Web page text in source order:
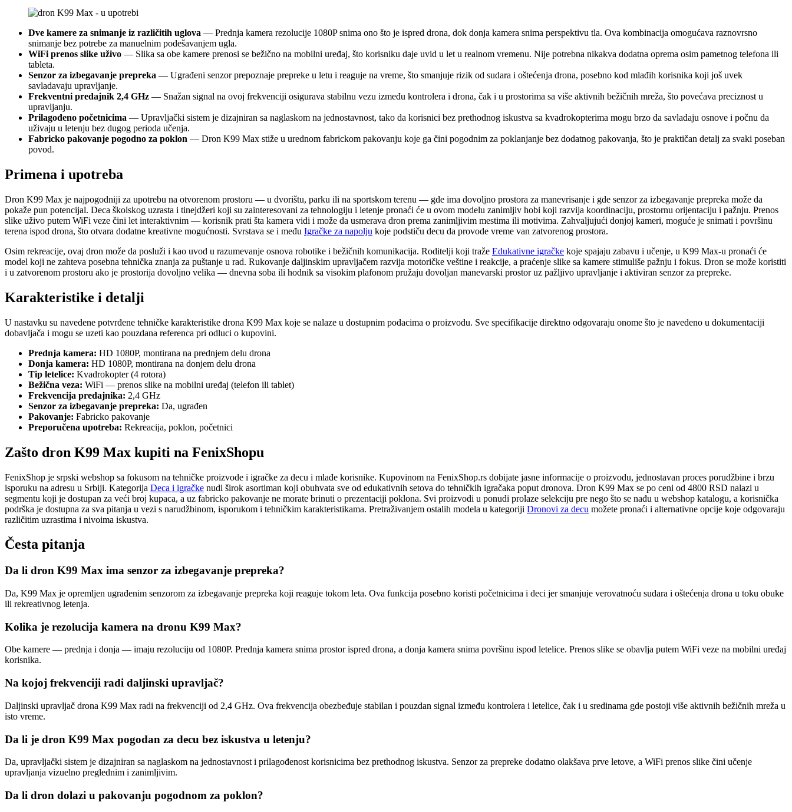
Dve kamere za snimanje iz različitih uglova — Prednja kamera rezolucije 1080P snima ono što je ispred drona, dok donja kamera snima perspektivu tla. Ova kombinacija omogućava raznovrsno
snimanje bez potrebe za manuelnim podešavanjem ugla.
WiFi prenos slike uživo — Slika sa obe kamere prenosi se bežično na mobilni uređaj, što korisniku daje uvid u let u realnom vremenu. Nije potrebna nikakva dodatna oprema osim pametnog telefona ili
tableta.
Senzor za izbegavanje prepreka — Ugrađeni senzor prepoznaje prepreke u letu i reaguje na vreme, što smanjuje rizik od sudara i oštećenja drona, posebno kod mlađih korisnika koji još uvek
savladavaju upravljanje.
Frekventni predajnik 2,4 GHz — Snažan signal na ovoj frekvenciji osigurava stabilnu vezu između kontrolera i drona, čak i u prostorima sa više aktivnih bežičnih mreža, što povećava preciznost u
upravljanju.
Prilagođeno početnicima — Upravljački sistem je dizajniran sa naglaskom na jednostavnost, tako da korisnici bez prethodnog iskustva sa kvadrokopterima mogu brzo da savladaju osnove i počnu da
uživaju u letenju bez dugog perioda učenja.
Fabricko pakovanje pogodno za poklon — Dron K99 Max stiže u urednom fabrickom pakovanju koje ga čini pogodnim za poklanjanje bez dodatnog pakovanja, što je praktičan detalj za svaki poseban
povod.
Primena i upotreba
Dron K99 Max je najpogodniji za upotrebu na otvorenom prostoru — u dvorištu, parku ili na sportskom terenu — gde ima dovoljno prostora za manevrisanje i gde senzor za izbegavanje prepreka može da
pokaže pun potencijal. Deca školskog uzrasta i tinejdžeri koji su zainteresovani za tehnologiju i letenje pronaći će u ovom modelu zanimljiv hobi koji razvija koordinaciju, prostornu orijentaciju i pažnju. Prenos
slike uživo putem WiFi veze čini let interaktivnim — korisnik prati šta kamera vidi i može da usmerava dron prema zanimljivim mestima ili motivima. Zahvaljujući donjoj kameri, moguće je snimati i površinu
terena ispod drona, što otvara dodatne kreativne mogućnosti. Svrstava se i među Igračke za napolju koje podstiču decu da provode vreme van zatvorenog prostora.
Osim rekreacije, ovaj dron može da posluži i kao uvod u razumevanje osnova robotike i bežičnih komunikacija. Roditelji koji traže Edukativne igračke koje spajaju zabavu i učenje, u K99 Max-u pronaći će
model koji ne zahteva posebna tehnička znanja za puštanje u rad. Rukovanje daljinskim upravljačem razvija motoričke veštine i reakcije, a praćenje slike sa kamere stimuliše pažnju i fokus. Dron se može koristiti
i u zatvorenom prostoru ako je prostorija dovoljno velika — dnevna soba ili hodnik sa visokim plafonom pružaju dovoljan manevarski prostor uz pažljivo upravljanje i aktiviran senzor za prepreke.
Karakteristike i detalji
U nastavku su navedene potvrđene tehničke karakteristike drona K99 Max koje se nalaze u dostupnim podacima o proizvodu. Sve specifikacije direktno odgovaraju onome što je navedeno u dokumentaciji
dobavljača i mogu se uzeti kao pouzdana referenca pri odluci o kupovini.
Prednja kamera: HD 1080P, montirana na prednjem delu drona
Donja kamera: HD 1080P, montirana na donjem delu drona
Tip letelice: Kvadrokopter (4 rotora)
Bežična veza: WiFi — prenos slike na mobilni uređaj (telefon ili tablet)
Frekvencija predajnika: 2,4 GHz
Senzor za izbegavanje prepreka: Da, ugrađen
Pakovanje: Fabricko pakovanje
Preporučena upotreba: Rekreacija, poklon, početnici
Zašto dron K99 Max kupiti na FenixShopu
FenixShop je srpski webshop sa fokusom na tehničke proizvode i igračke za decu i mlađe korisnike. Kupovinom na FenixShop.rs dobijate jasne informacije o proizvodu, jednostavan proces porudžbine i brzu
isporuku na adresu u Srbiji. Kategorija Deca i igračke nudi širok asortiman koji obuhvata sve od edukativnih setova do tehničkih igračaka poput dronova. Dron K99 Max se po ceni od 4800 RSD nalazi u
segmentu koji je dostupan za veći broj kupaca, a uz fabricko pakovanje ne morate brinuti o prezentaciji poklona. Svi proizvodi u ponudi prolaze selekciju pre nego što se nađu u webshop katalogu, a korisnička
podrška je dostupna za sva pitanja u vezi s narudžbinom, isporukom i tehničkim karakteristikama. Pretraživanjem ostalih modela u kategoriji Dronovi za decu možete pronaći i alternativne opcije koje odgovaraju
različitim uzrastima i nivoima iskustva.
Česta pitanja
Da li dron K99 Max ima senzor za izbegavanje prepreka?
Da, K99 Max je opremljen ugrađenim senzorom za izbegavanje prepreka koji reaguje tokom leta. Ova funkcija posebno koristi početnicima i deci jer smanjuje verovatnoću sudara i oštećenja drona u toku obuke
ili rekreativnog letenja.
Kolika je rezolucija kamera na dronu K99 Max?
Obe kamere — prednja i donja — imaju rezoluciju od 1080P. Prednja kamera snima prostor ispred drona, a donja kamera snima površinu ispod letelice. Prenos slike se obavlja putem WiFi veze na mobilni uređaj
korisnika.
Na kojoj frekvenciji radi daljinski upravljač?
Daljinski upravljač drona K99 Max radi na frekvenciji od 2,4 GHz. Ova frekvencija obezbeđuje stabilan i pouzdan signal između kontrolera i letelice, čak i u sredinama gde postoji više aktivnih bežičnih mreža u
isto vreme.
Da li je dron K99 Max pogodan za decu bez iskustva u letenju?
Da, upravljački sistem je dizajniran sa naglaskom na jednostavnost i prilagođenost korisnicima bez prethodnog iskustva. Senzor za prepreke dodatno olakšava prve letove, a WiFi prenos slike čini učenje
upravljanja vizuelno preglednim i zanimljivim.
Da li dron dolazi u pakovanju pogodnom za poklon?